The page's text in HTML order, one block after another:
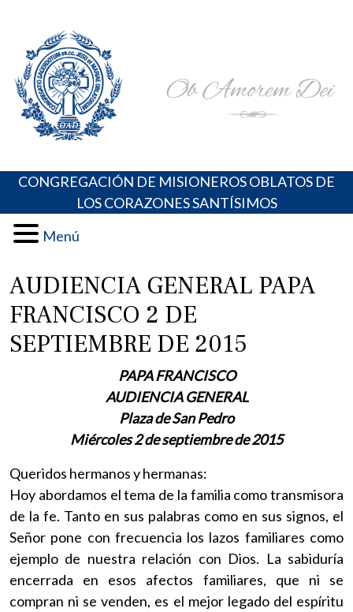
content
Portal de los Padres Oblatos. Advocaciones Marianas,
Oraciones, Música religiosa y más
CONGREGACIÓN DE MISIONEROS OBLATOS DE
LOS CORAZONES SANTÍSIMOS
Menú
AUDIENCIA GENERAL PAPA
FRANCISCO 2 DE
SEPTIEMBRE DE 2015
PAPA FRANCISCO
AUDIENCIA GENERAL
Plaza de San Pedro
Miércoles 2 de septiembre de 2015
Queridos hermanos y hermanas:
Hoy abordamos el tema de la familia como transmisora
de la fe. Tanto en sus palabras como en sus signos, el
Señor pone con frecuencia los lazos familiares como
ejemplo de nuestra relación con Dios. La sabiduría
encerrada en esos afectos familiares, que ni se
compran ni se venden, es el mejor legado del espíritu